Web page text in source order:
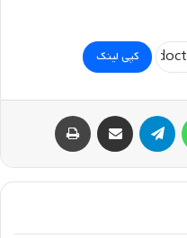
کپی لینک
تلگرام اشتراک گذاری با ایمیل